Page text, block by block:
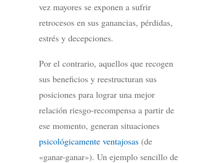
vez mayores se exponen a sufrir
retrocesos en sus ganancias, pérdidas,
estrés y decepciones.
Por el contrario, aquellos que recogen
sus beneficios y reestructuran sus
posiciones para lograr una mejor
relación riesgo-recompensa a partir de
ese momento, generan situaciones
psicológicamente ventajosas (de
«ganar-ganar»). Un ejemplo sencillo de